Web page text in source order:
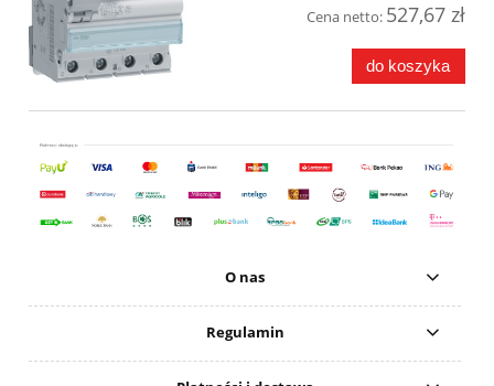
Cena netto: 527,67 zł
do koszyka
O nas
Regulamin